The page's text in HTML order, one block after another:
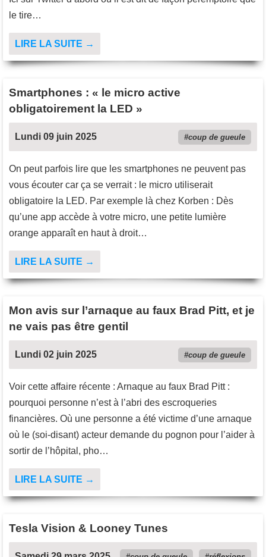
le tire…
LIRE LA SUITE →
Smartphones : « le micro active
obligatoirement la LED »
Lundi 09 juin 2025 coup de gueule
On peut parfois lire que les smartphones ne peuvent pas
vous écouter car ça se verrait : le micro utiliserait
obligatoire la LED. Par exemple là chez Korben : Dès
qu’une app accède à votre micro, une petite lumière
orange apparaît en haut à droit…
LIRE LA SUITE →
Mon avis sur l’arnaque au faux Brad Pitt, et je
ne vais pas être gentil
Lundi 02 juin 2025 coup de gueule
Voir cette affaire récente : Arnaque au faux Brad Pitt :
pourquoi personne n’est à l’abri des escroqueries
financières. Où une personne a été victime d’une arnaque
où le (soi-disant) acteur demande du pognon pour l’aider à
sortir de l’hôpital, pho…
LIRE LA SUITE →
Tesla Vision & Looney Tunes